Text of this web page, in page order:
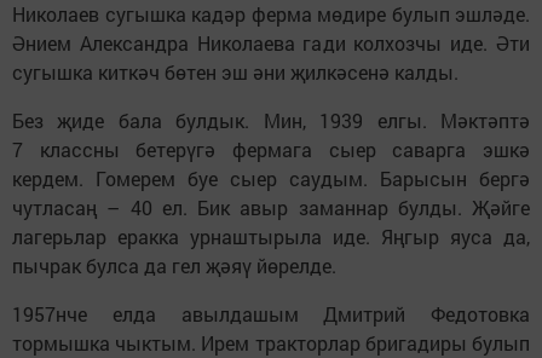
Николаев сугышка кадәр ферма мөдире булып эшләде.
Әнием Александра Николаева гади колхозчы иде. Әти
сугышка киткәч бөтен эш әни җилкәсенә калды.
Без җиде бала булдык. Мин, 1939 елгы. Мәктәптә
7 классны бетерүгә фермага сыер саварга эшкә
кердем. Гомерем буе сыер саудым. Барысын бергә
чутласаң – 40 ел. Бик авыр заманнар булды. Җәйге
лагерьлар еракка урнаштырыла иде. Яңгыр яуса да,
пычрак булса да гел җәяү йөрелде.
1957нче елда авылдашым Дмитрий Федотовка
тормышка чыктым. Ирем тракторлар бригадиры булып